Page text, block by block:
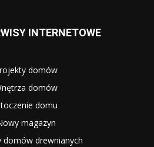
INTERNETOWE
domów
domów
domu
magazyn
domów drewnianych